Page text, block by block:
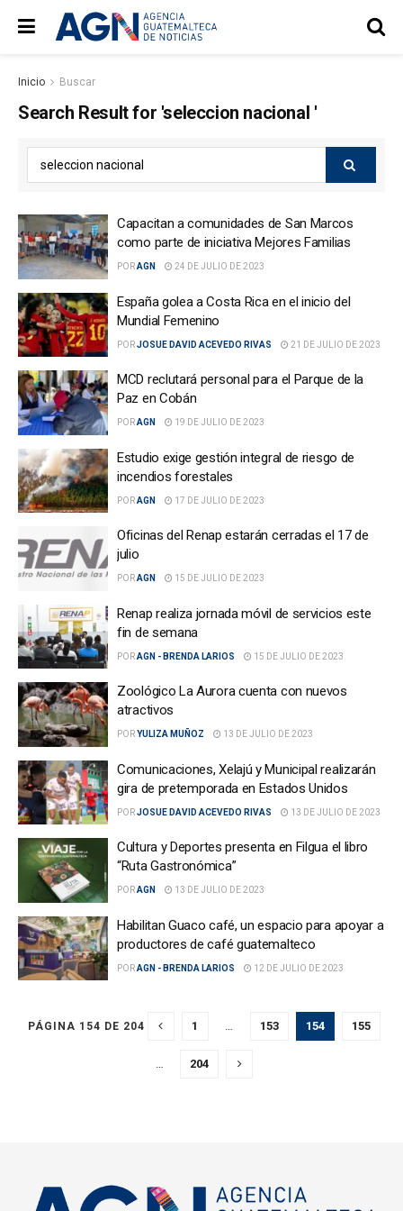
Inicio Buscar
Search Result for 'seleccion nacional '
Capacitan a comunidades de San Marcos
como parte de iniciativa Mejores Familias
PORAGN 24 DE JULIO DE 2023
España golea a Costa Rica en el inicio del
Mundial Femenino
PORJOSUE DAVID ACEVEDO RIVAS 21 DE JULIO DE 2023
MCD reclutará personal para el Parque de la
Paz en Cobán
PORAGN 19 DE JULIO DE 2023
Estudio exige gestión integral de riesgo de
incendios forestales
PORAGN 17 DE JULIO DE 2023
Oficinas del Renap estarán cerradas el 17 de
julio
PORAGN 15 DE JULIO DE 2023
Renap realiza jornada móvil de servicios este
fin de semana
PORAGN - BRENDA LARIOS 15 DE JULIO DE 2023
Zoológico La Aurora cuenta con nuevos
atractivos
PORYULIZA MUÑOZ 13 DE JULIO DE 2023
Comunicaciones, Xelajú y Municipal realizarán
gira de pretemporada en Estados Unidos
PORJOSUE DAVID ACEVEDO RIVAS 13 DE JULIO DE 2023
Cultura y Deportes presenta en Filgua el libro
“Ruta Gastronómica”
PORAGN 13 DE JULIO DE 2023
Habilitan Guaco café, un espacio para apoyar a
productores de café guatemalteco
PORAGN - BRENDA LARIOS 12 DE JULIO DE 2023
PÁGINA 154 DE 204 1 … 153 154 155
… 204